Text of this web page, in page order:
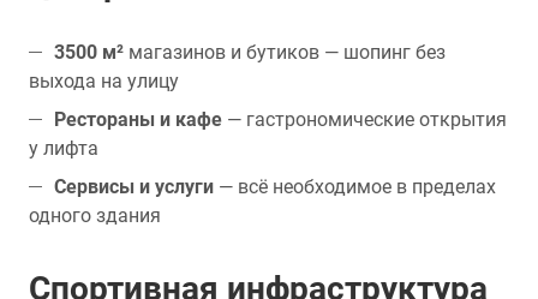
3500 м² магазинов и бутиков — шопинг без
выхода на улицу
Рестораны и кафе — гастрономические открытия
у лифта
Сервисы и услуги — всё необходимое в пределах
одного здания
Спортивная инфраструктура